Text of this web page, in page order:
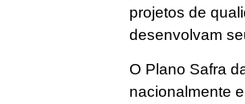
projetos de
desenvolvam
O Plano Safra
nacionalmente